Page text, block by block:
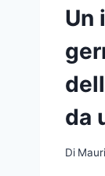
Un
da
Di